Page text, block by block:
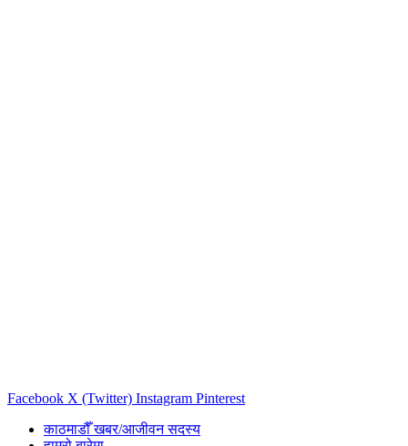
Facebook X (Twitter) Instagram Pinterest
काठमाडौँ खबर/आजीवन सदस्य